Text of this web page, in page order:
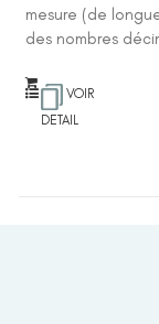
mesure (de
des nombres
VOIR
DETAIL